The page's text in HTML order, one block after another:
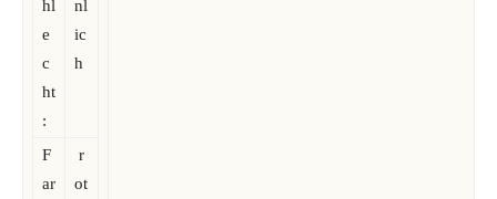
hl
e
c
ht
:
nl
ic
h
F
ar
r
ot